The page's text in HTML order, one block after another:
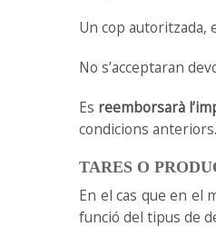
Un cop autoritzada,
No s’acceptaran
Es reemborsarà
condicions anteriors.
TARES O
En el cas que en el
funció del tipus de